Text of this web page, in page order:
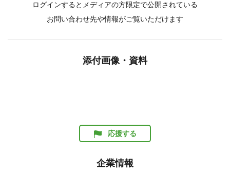
ログインするとメディアの方限定で公開されている
お問い合わせ先や情報がご覧いただけます
添付画像・資料
応援する
企業情報